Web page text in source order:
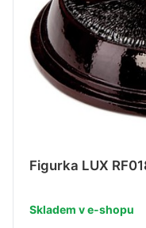
Figurka LUX
Skladem v e-shopu